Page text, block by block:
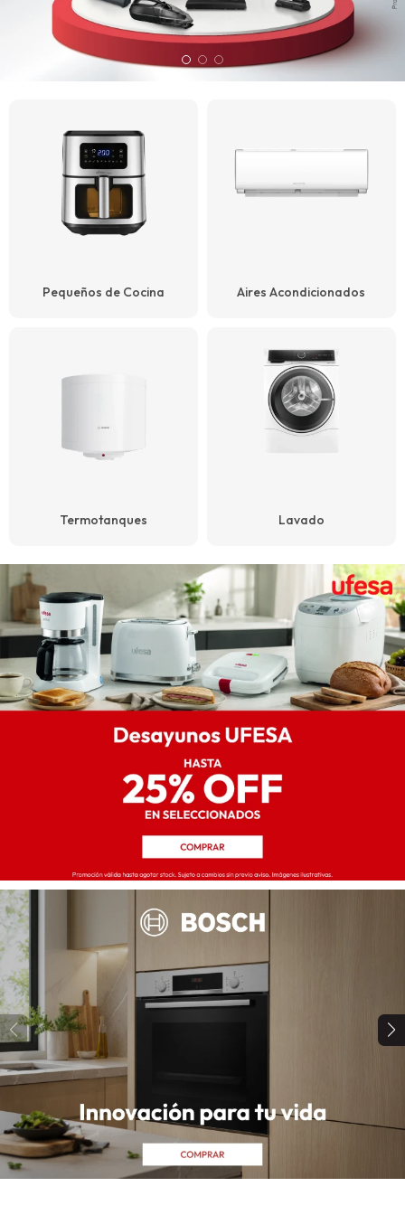
Pequeños de Cocina Aires Acondicionados
Termotanques Lavado